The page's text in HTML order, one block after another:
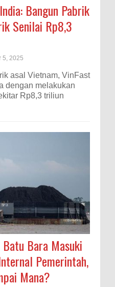
Bangun Pabrik
Senilai Rp8,3
5, 2025
asal Vietnam, VinFast
dengan melakukan
Rp8,3 triliun
Bara Masuki
Pemerintah,
Mana?